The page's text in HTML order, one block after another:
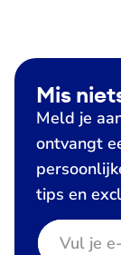
Mis
Meld je
ontvangt
tips en
E-mailadres